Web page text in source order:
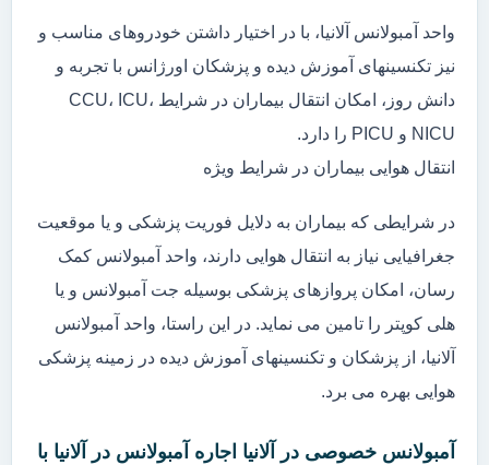
واحد آمبولانس آلانیا، با در اختیار داشتن خودروهای مناسب و
نیز تکنسینهای آموزش دیده و پزشکان اورژانس با تجربه و
دانش روز، امکان انتقال بیماران در شرایط CCU، ICU،
NICU و PICU را دارد.
انتقال هوایی بیماران در شرایط ویژه
در شرایطی که بیماران به دلایل فوریت پزشکی و یا موقعیت
جغرافیایی نیاز به انتقال هوایی دارند، واحد آمبولانس کمک
رسان، امکان پروازهای پزشکی بوسیله جت آمبولانس و یا
هلی کوپتر را تامین می نماید. در این راستا، واحد آمبولانس
آلانیا، از پزشکان و تکنسینهای آموزش دیده در زمینه پزشکی
هوایی بهره می برد.
آمبولانس خصوصی در آلانیا اجاره آمبولانس در آلانیا با